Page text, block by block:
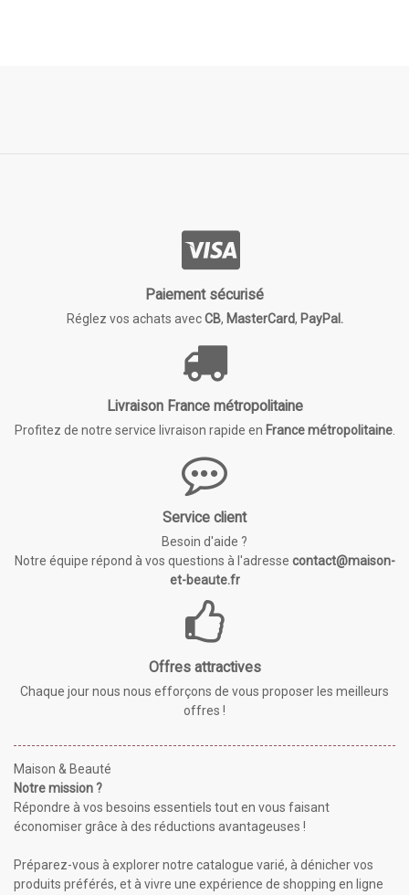
Paiement sécurisé
Réglez vos achats avecCB, MasterCard, PayPal.
Livraison France métropolitaine
Profitez de notre service livraison rapide en France métropolitaine.
Service client
Besoin d'aide ?
Notre équipe répond à vos questions à l'adresse contact@maison-
et-beaute.fr
Offres attractives
Chaque jour nous nous efforçons de vous proposer les meilleurs
offres !
Maison & Beauté
Notre mission ?
Répondre à vos besoins essentiels tout en vous faisant
économiser grâce à des réductions avantageuses !
Préparez-vous à explorer notre catalogue varié, à dénicher vos
produits préférés, et à vivre une expérience de shopping en ligne